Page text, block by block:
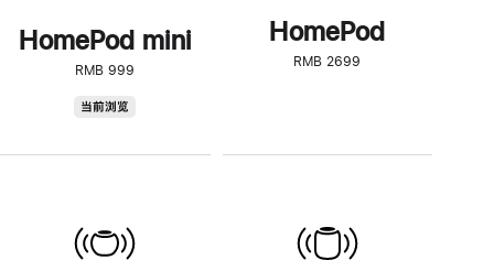
HomePod mini
RMB 999
当前浏览
HomePod
RMB 2699